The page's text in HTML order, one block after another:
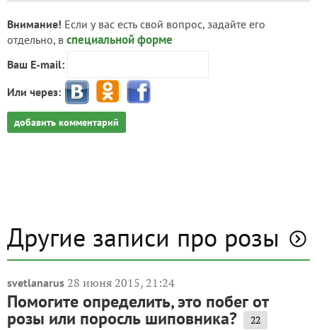
Внимание! Если у вас есть свой вопрос, задайте его
отдельно, в специальной форме
Ваш E-mail:
Или через:
добавить комментарий
Другие записи про розы
svetlanarus 28 июня 2015, 21:24
Помогите определить, это побег от
розы или поросль шиповника? 22